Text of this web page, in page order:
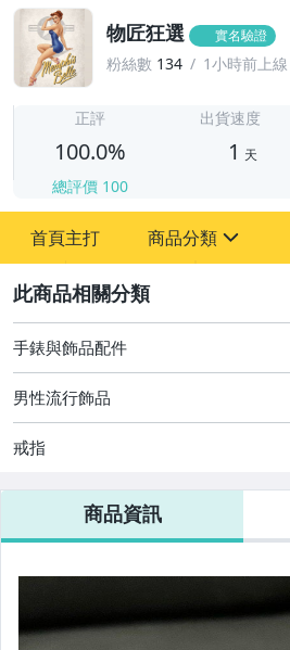
物匠狂選 實名驗證
粉絲數 134 1小時前上線
正評
100.0%
總評價 100
出貨速度
1 天
首頁主打 商品分類
圖書/影音/文具
汽機車精品百貨
男性精品與服飾
手錶與飾品配件
手錶與飾品配件
男性流行飾品
戒指
商品資訊